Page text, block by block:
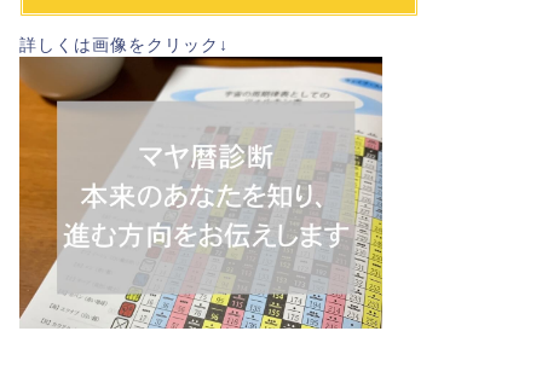
詳しくは画像をクリック↓